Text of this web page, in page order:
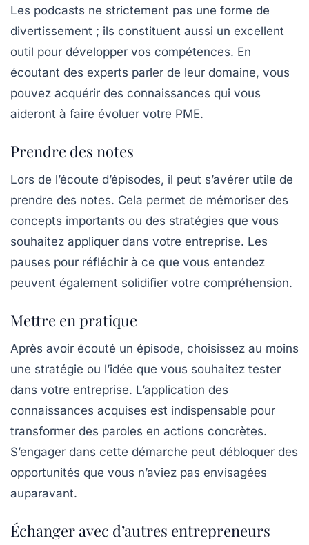
Les podcasts ne strictement pas une forme de
divertissement ; ils constituent aussi un excellent
outil pour développer vos compétences. En
écoutant des experts parler de leur domaine, vous
pouvez acquérir des connaissances qui vous
aideront à faire évoluer votre PME.
Prendre des notes
Lors de l’écoute d’épisodes, il peut s’avérer utile de
prendre des notes. Cela permet de mémoriser des
concepts importants ou des stratégies que vous
souhaitez appliquer dans votre entreprise. Les
pauses pour réfléchir à ce que vous entendez
peuvent également solidifier votre compréhension.
Mettre en pratique
Après avoir écouté un épisode, choisissez au moins
une stratégie ou l’idée que vous souhaitez tester
dans votre entreprise. L’application des
connaissances acquises est indispensable pour
transformer des paroles en actions concrètes.
S’engager dans cette démarche peut débloquer des
opportunités que vous n’aviez pas envisagées
auparavant.
Échanger avec d’autres entrepreneurs